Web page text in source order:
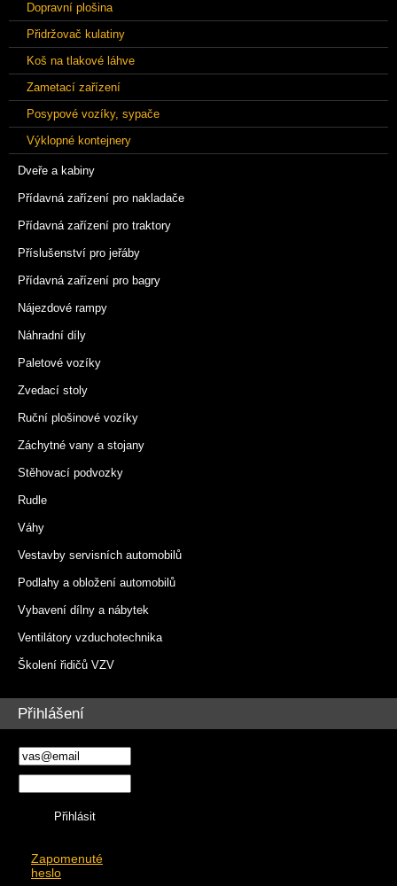
Dopravní plošina
Přidržovač kulatiny
Koš na tlakové láhve
Zametací zařízení
Posypové vozíky, sypače
Výklopné kontejnery
Dveře a kabiny
Přídavná zařízení pro nakladače
Přídavná zařízení pro traktory
Příslušenství pro jeřáby
Přídavná zařízení pro bagry
Nájezdové rampy
Náhradní díly
Paletové vozíky
Zvedací stoly
Ruční plošinové vozíky
Záchytné vany a stojany
Stěhovací podvozky
Rudle
Váhy
Vestavby servisních automobilů
Podlahy a obložení automobilů
Vybavení dílny a nábytek
Ventilátory vzduchotechnika
Školení řidičů VZV
Přihlášení
Zapomenuté
heslo